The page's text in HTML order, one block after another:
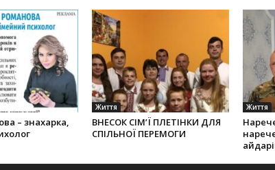
– знахарка,
Життя
ВНЕСОК СІМ’Ї ПЛЕТІНКИ ДЛЯ
СПІЛЬНОЇ ПЕРЕМОГИ
Життя